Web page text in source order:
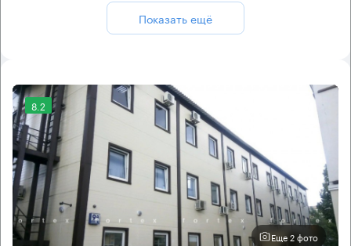
Показать ещё
8.2
Еще 2 фото